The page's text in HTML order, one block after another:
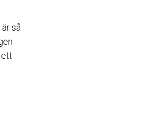
så
ett